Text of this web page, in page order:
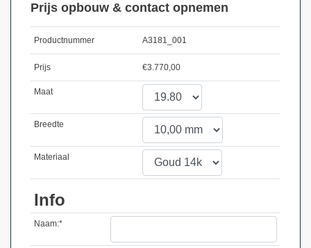
Prijs opbouw & contact opnemen
Productnummer A3181_001
Prijs €3.770,00
Maat
Breedte
Materiaal
Info
Naam:*